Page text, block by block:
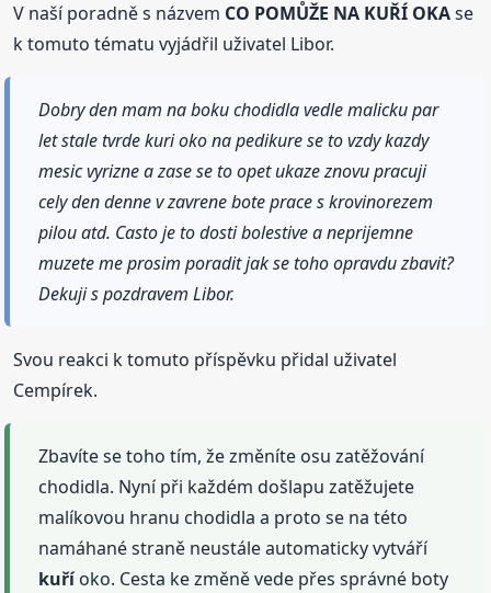
V naší poradně s názvem CO POMŮŽE NA KUŘÍ OKAse
k tomuto tématu vyjádřil uživatel Libor.
Dobry den mam na boku chodidla vedle malicku par
let stale tvrde kuri oko na pedikure se to vzdy kazdy
mesic vyrizne a zase se to opet ukaze znovu pracuji
cely den denne v zavrene bote prace s krovinorezem
pilou atd. Casto je to dosti bolestive a neprijemne
muzete me prosim poradit jak se toho opravdu zbavit?
Dekuji s pozdravem Libor.
Svou reakci k tomuto příspěvku přidal uživatel
Cempírek.
Zbavíte se toho tím, že změníte osu zatěžování
chodidla. Nyní při každém došlapu zatěžujete
malíkovou hranu chodidla a proto se na této
namáhané straně neustále automaticky vytváří
kuříoko. Cesta ke změně vede přes správné boty